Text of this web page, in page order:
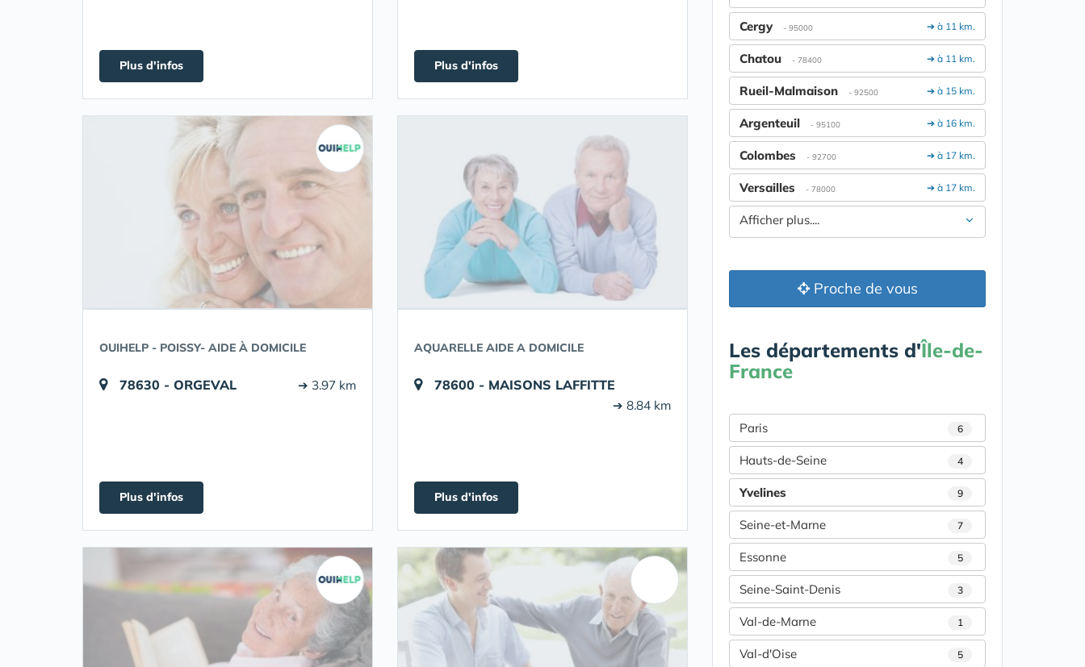
Plus d'infos Plus d'infos
OUIHELP - POISSY- AIDE À DOMICILE
78630 - ORGEVAL ➔ 3.97 km
Plus d'infos
AQUARELLE AIDE A DOMICILE
78600 - MAISONS LAFFITTE
➔ 8.84 km
Plus d'infos
➔ à 11 km.
Cergy - 95000
➔ à 11 km.
Chatou - 78400
➔ à 15 km.
Rueil-Malmaison - 92500
➔ à 16 km.
Argenteuil - 95100
➔ à 17 km.
Colombes - 92700
➔ à 17 km.
Versailles - 78000
Afficher plus....
Proche de vous
Les départements d'Île-de-
France
Paris 6
Hauts-de-Seine 4
Yvelines 9
Seine-et-Marne 7
Essonne 5
Seine-Saint-Denis 3
Val-de-Marne 1
Val-d'Oise 5